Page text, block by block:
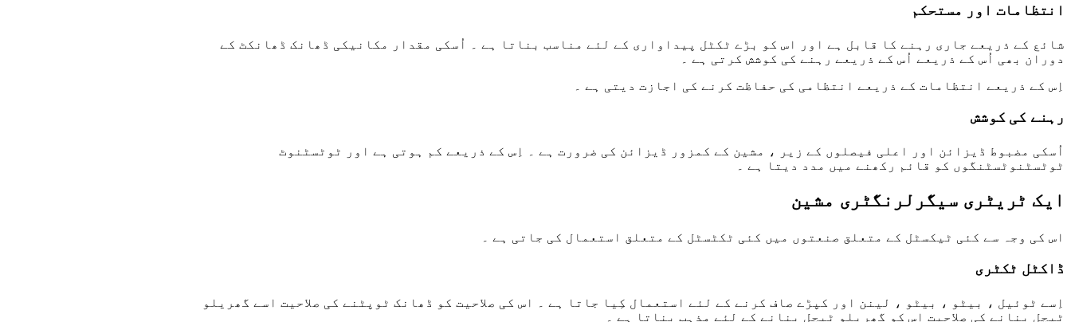
انتظامات اور مستحکم
شائع کے ذریعے جاری رہنے کا قابل ہے اور اس کو بڑے ٹکٹل پیداواری کے لئے مناسب بناتا ہے ۔ اُسکی مقدار مکانیکی ڈھانک ڈھانکٹ کے
دوران بھی اُس کے ذریعے اُس کے ذریعے رہنے کی کوشش کرتی ہے ۔
اِس کے ذریعے انتظامات کے ذریعے انتظامی کی حفاظت کرنے کی اجازت دیتی ہے ۔
رہنے کی کوشش
اُسکی مضبوط ڈیزائن اور اعلی فیصلوں کے زیر ، مشین کے کمزور ڈیزائن کی ضرورت ہے ۔ اِس کے ذریعے کم ہوتی ہے اور ٹوٹسٹنوٹ
ٹوٹسٹنوٹسٹنگوں کو قائم رکھنے میں مدد دیتا ہے ۔
ایک ٹریٹری سیگرلرنگٹری مشین
اس کی وجہ سے کئی ٹیکسٹل کے متعلق صنعتوں میں کئی ٹکٹسٹل کے متعلق استعمال کی جاتی ہے ۔
ڈاکٹل ٹکٹری
اِسے ٹوئیل ، بیٹو ، بیٹو ، لینن اور کپڑے صاف کرنے کے لئے استعمال کِیا جاتا ہے ۔ اس کی صلاحیت کو ڈھانک ٹوپٹنے کی صلاحیت اسے گھریلو
ٹیچل بنانے کی صلاحیت اس کو گھریلو ٹیچل بنانے کے لئے مذہب بناتا ہے ۔